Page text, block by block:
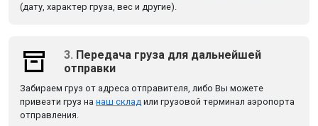
(дату, характер груза, вес и другие).
3. Передача груза для дальнейшей
отправки
Забираем груз от адреса отправителя, либо Вы можете
привезти груз на наш склад или грузовой терминал аэропорта
отправления.